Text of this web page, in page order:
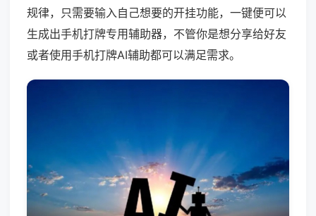
规律，只需要输入自己想要的开挂功能，一键便可以
生成出手机打牌专用辅助器，不管你是想分享给好友
或者使用手机打牌AI辅助都可以满足需求。